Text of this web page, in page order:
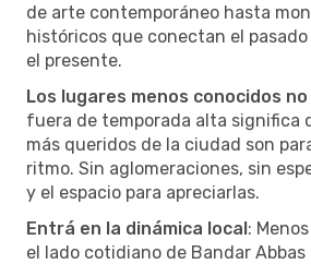
de arte contemporáneo hasta
históricos que conectan el
el presente.
Los lugares menos conocidos
fuera de temporada alta significa
más queridos de la ciudad son
ritmo. Sin aglomeraciones, sin
y el espacio para apreciarlas.
Entrá en la dinámica local:
el lado cotidiano de Bandar